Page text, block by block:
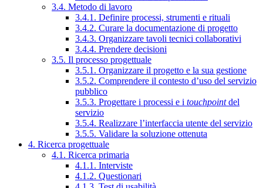
3.4. Metodo di lavoro
3.4.1. Definire processi, strumenti e rituali
3.4.2. Curare la documentazione di progetto
3.4.3. Organizzare tavoli tecnici collaborativi
3.4.4. Prendere decisioni
3.5. Il processo progettuale
3.5.1. Organizzare il progetto e la sua gestione
3.5.2. Comprendere il contesto d’uso del servizio
pubblico
3.5.3. Progettare i processi e i touchpointdel
servizio
3.5.4. Realizzare l’interfaccia utente del servizio
3.5.5. Validare la soluzione ottenuta
4. Ricerca progettuale
4.1. Ricerca primaria
4.1.1. Interviste
4.1.2. Questionari